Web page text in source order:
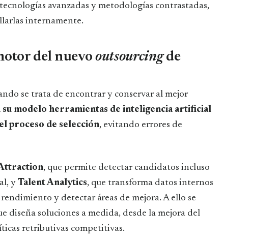
avanzadas y metodologías contrastadas,
internamente.
del nuevo outsourcingde
se trata de encontrar y conservar al mejor
modelo herramientas de inteligencia artificial
proceso de selección, evitando errores de
, que permite detectar candidatos incluso
y Talent Analytics, que transforma datos internos
y detectar áreas de mejora. A ello se
diseña soluciones a medida, desde la mejora del
retributivas competitivas.